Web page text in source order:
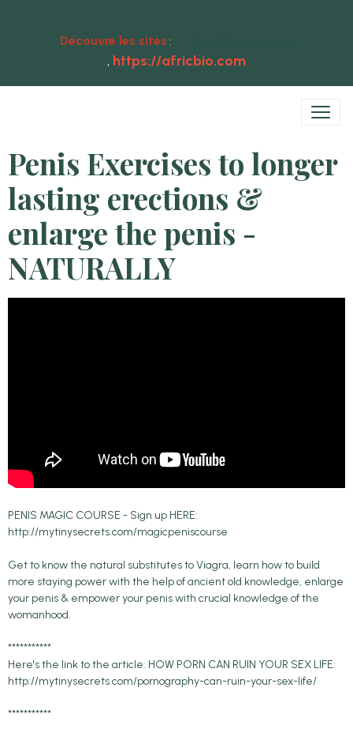
Découvre les sites :
, https://africbio.com
Penis Exercises to longer
lasting erections &
enlarge the penis -
NATURALLY
PENIS MAGIC COURSE - Sign up HERE:
http://mytinysecrets.com/magicpeniscourse
Get to know the natural substitutes to Viagra, learn how to build
more staying power with the help of ancient old knowledge, enlarge
your penis & empower your penis with crucial knowledge of the
womanhood.
***********
Here's the link to the article: HOW PORN CAN RUIN YOUR SEX LIFE:
http://mytinysecrets.com/pornography-can-ruin-your-sex-life/
***********